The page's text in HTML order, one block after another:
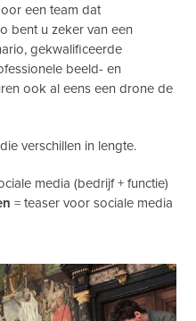
een team dat
bent u zeker van een
gekwalificeerde
beeld- en
ook al eens een drone de
verschillen in lengte.
media (bedrijf + functie)
= teaser voor sociale media